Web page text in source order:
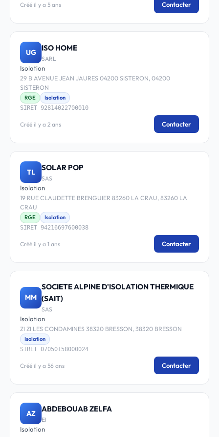
Créé il y a 5 ans Contacter
UG ISO HOME
SARL
Isolation
29 B AVENUE JEAN JAURES 04200 SISTERON, 04200
SISTERON
RGE
Isolation
SIRET 92814022700010
Créé il y a 2 ans Contacter
TL SOLAR POP
SAS
Isolation
19 RUE CLAUDETTE BRENGUIER 83260 LA CRAU, 83260 LA
CRAU
RGE
Isolation
SIRET 94216697600038
Créé il y a 1 ans Contacter
MM
SOCIETE ALPINE D'ISOLATION THERMIQUE
(SAIT)
SAS
Isolation
ZI ZI LES CONDAMINES 38320 BRESSON, 38320 BRESSON
Isolation
SIRET 07050158000024
Créé il y a 56 ans Contacter
AZ ABDEBOUAB ZELFA
EI
Isolation